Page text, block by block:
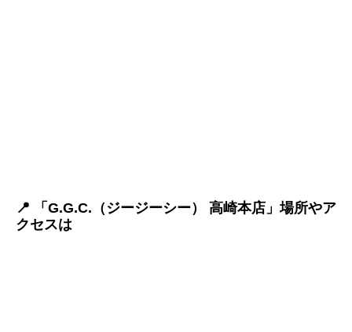
📍 「G.G.C.（ジージーシー） 高崎本店」場所やア
クセスは